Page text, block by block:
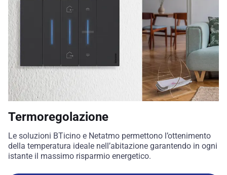
Termoregolazione
Le soluzioni BTicino e Netatmo permettono l’ottenimento
della temperatura ideale nell’abitazione garantendo in ogni
istante il massimo risparmio energetico.